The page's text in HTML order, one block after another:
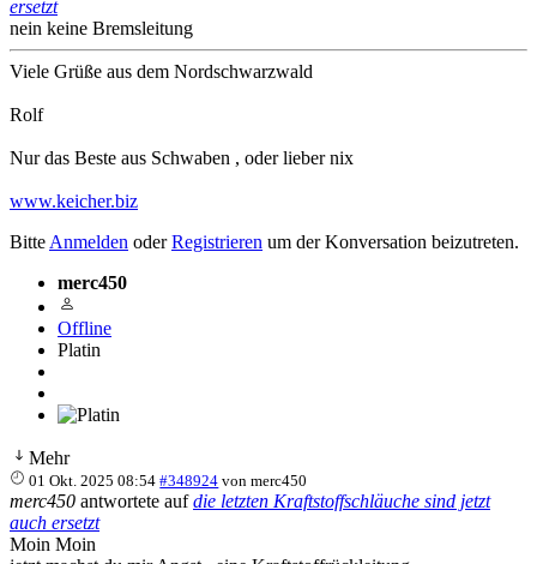
ersetzt
nein keine Bremsleitung
Viele Grüße aus dem Nordschwarzwald
Rolf
Nur das Beste aus Schwaben , oder lieber nix
www.keicher.biz
Bitte Anmelden oderRegistrieren um der Konversation beizutreten.
merc450
Offline
Platin
Mehr
01 Okt. 2025 08:54 #348924 vonmerc450
merc450 antwortete aufdie letzten Kraftstoffschläuche sind jetzt
auch ersetzt
Moin Moin